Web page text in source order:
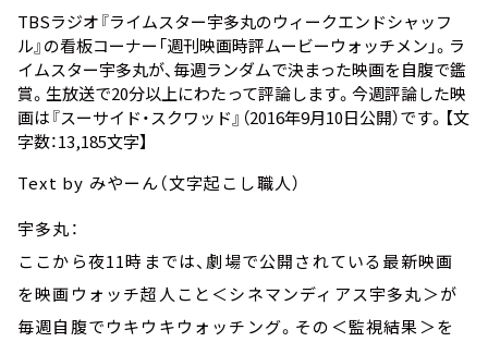
TBSラジオ『ライムスター宇多丸のウィークエンドシャッフ
ル』の看板コーナー「週刊映画時評ムービーウォッチメン」。ラ
イムスター宇多丸が、毎週ランダムで決まった映画を自腹で鑑
賞。生放送で20分以上にわたって評論します。今週評論した映
画は『スーサイド・スクワッド』 （2016年9月10日公開）です。【文
字数：13,185文字】
Text by みやーん（文字起こし職人）
宇多丸：
ここから夜11時までは、劇場で公開されている最新映画
を映画ウォッチ超人こと＜シネマンディアス宇多丸＞が
毎週自腹でウキウキウォッチング。その＜監視結果＞を